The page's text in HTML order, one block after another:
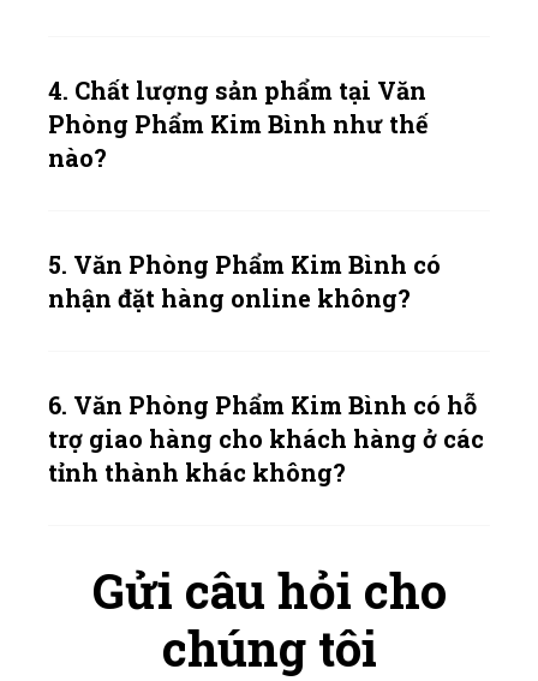
4. Chất lượng sản phẩm tại Văn
Phòng Phẩm Kim Bình như thế
nào?
5. Văn Phòng Phẩm Kim Bình có
nhận đặt hàng online không?
6. Văn Phòng Phẩm Kim Bình có hỗ
trợ giao hàng cho khách hàng ở các
tỉnh thành khác không?
Gửi câu hỏi cho
chúng tôi